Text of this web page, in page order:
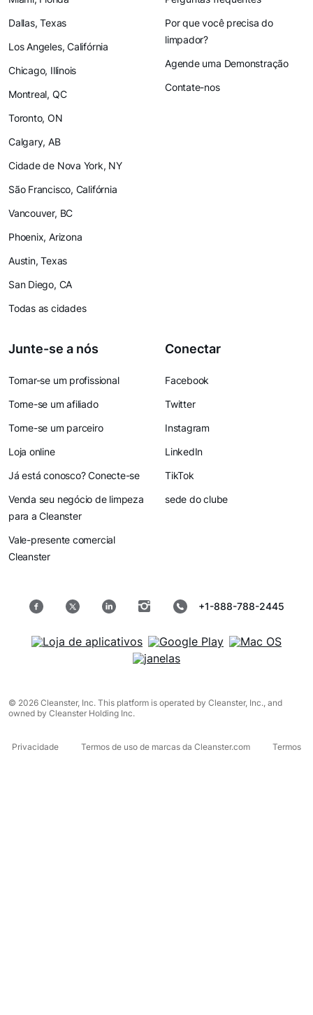
Dallas, Texas
Los Angeles, Califórnia
Chicago, Illinois
Montreal, QC
Toronto, ON
Calgary, AB
Cidade de Nova York, NY
São Francisco, Califórnia
Vancouver, BC
Phoenix, Arizona
Austin, Texas
San Diego, CA
Todas as cidades
Por que você precisa do
limpador?
Agende uma Demonstração
Contate-nos
Junte-se a nós
Tornar-se um profissional
Torne-se um afiliado
Torne-se um parceiro
Loja online
Já está conosco? Conecte-se
Venda seu negócio de limpeza
para a Cleanster
Vale-presente comercial
Cleanster
Conectar
Facebook
Twitter
Instagram
LinkedIn
TikTok
sede do clube
+1-888-788-2445
© 2026 Cleanster, Inc. This platform is operated by Cleanster, Inc., and
owned by Cleanster Holding Inc.
Privacidade Termos de uso de marcas da Cleanster.com Termos